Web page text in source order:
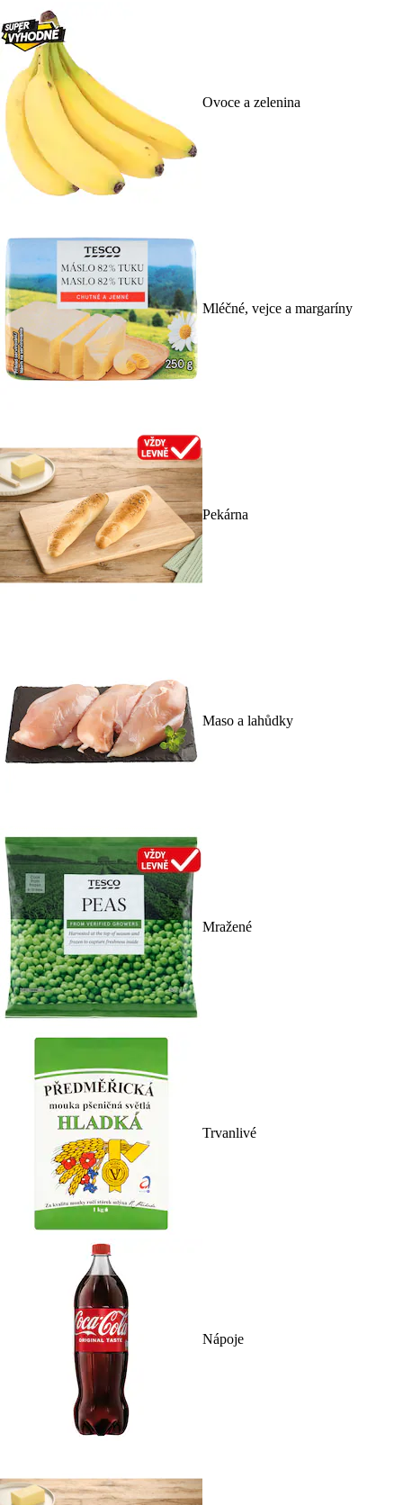
Ovoce a zelenina
Mléčné, vejce a margaríny
Pekárna
Maso a lahůdky
Mražené
Trvanlivé
Nápoje